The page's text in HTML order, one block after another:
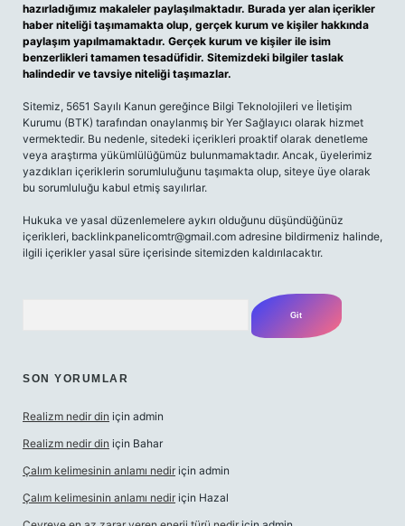
hazırladığımız makaleler paylaşılmaktadır. Burada yer alan içerikler
haber niteliği taşımamakta olup, gerçek kurum ve kişiler hakkında
paylaşım yapılmamaktadır. Gerçek kurum ve kişiler ile isim
benzerlikleri tamamen tesadüfidir. Sitemizdeki bilgiler taslak
halindedir ve tavsiye niteliği taşımazlar.
Sitemiz, 5651 Sayılı Kanun gereğince Bilgi Teknolojileri ve İletişim
Kurumu (BTK) tarafından onaylanmış bir Yer Sağlayıcı olarak hizmet
vermektedir. Bu nedenle, sitedeki içerikleri proaktif olarak denetleme
veya araştırma yükümlülüğümüz bulunmamaktadır. Ancak, üyelerimiz
yazdıkları içeriklerin sorumluluğunu taşımakta olup, siteye üye olarak
bu sorumluluğu kabul etmiş sayılırlar.
Hukuka ve yasal düzenlemelere aykırı olduğunu düşündüğünüz
içerikleri, backlinkpanelicomtr@gmail.com adresine bildirmeniz halinde,
ilgili içerikler yasal süre içerisinde sitemizden kaldırılacaktır.
SON YORUMLAR
Realizm nedir din için admin
Realizm nedir din için Bahar
Çalım kelimesinin anlamı nedir için admin
Çalım kelimesinin anlamı nedir için Hazal